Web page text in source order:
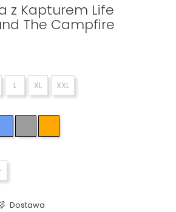
z Kapturem Life
The Campfire
L XL XXL
Dostawa